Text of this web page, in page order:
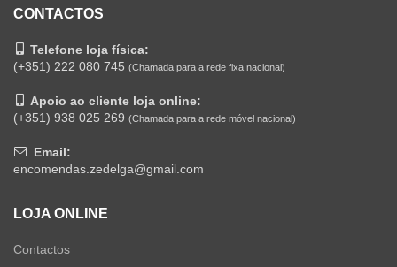
CONTACTOS
Telefone loja física:
(+351) 222 080 745 (Chamada para a rede fixa nacional)
Apoio ao cliente loja online:
(+351) 938 025 269 (Chamada para a rede móvel nacional)
Email:
encomendas.zedelga@gmail.com
LOJA ONLINE
Contactos